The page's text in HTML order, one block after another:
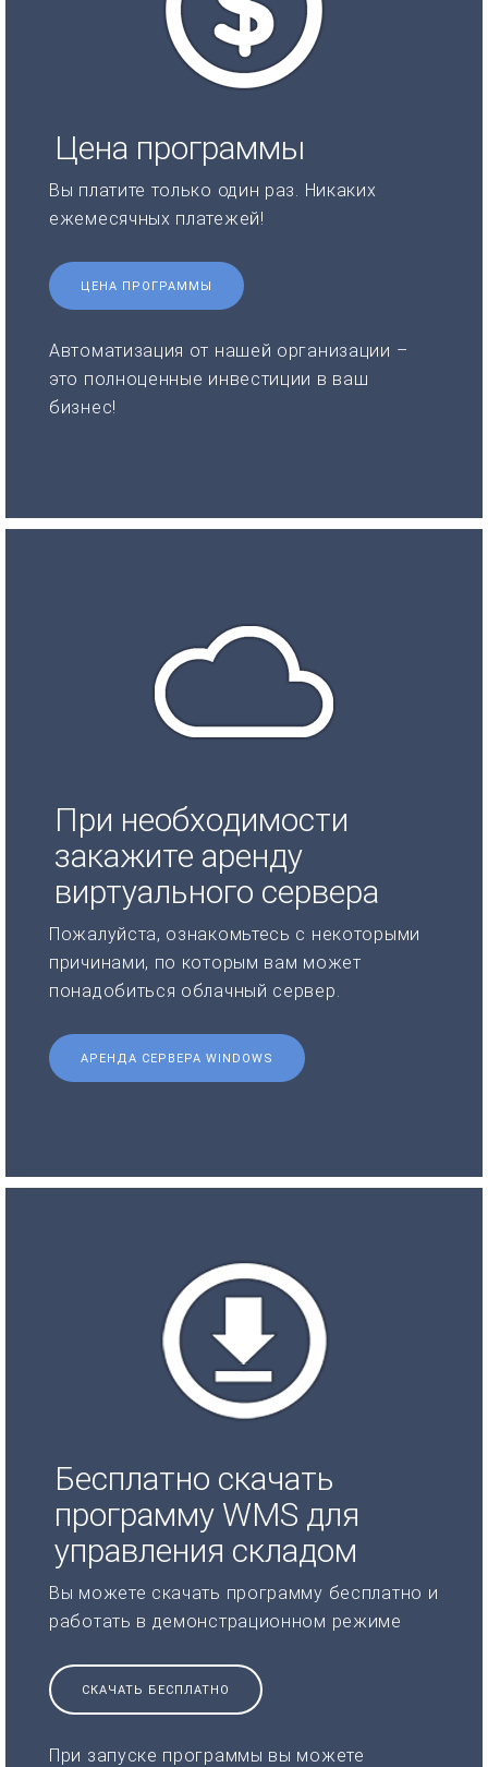
Цена программы
Вы платите только один раз. Никаких
ежемесячных платежей!
ЦЕНА ПРОГРАММЫ
Автоматизация от нашей организации –
это полноценные инвестиции в ваш
бизнес!
При необходимости
закажите аренду
виртуального сервера
Пожалуйста, ознакомьтесь с некоторыми
причинами, по которым вам может
понадобиться облачный сервер.
АРЕНДА СЕРВЕРА WINDOWS
Бесплатно скачать
программу WMS для
управления складом
Вы можете скачать программу бесплатно и
работать в демонстрационном режиме
СКАЧАТЬ БЕСПЛАТНО
При запуске программы вы можете